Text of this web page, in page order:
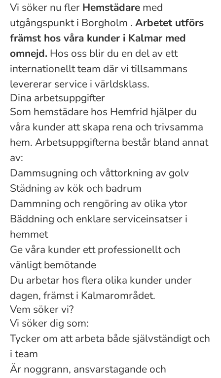
Vi söker nu fler Hemstädare med
utgångspunkt i Borgholm . Arbetet utförs
främst hos våra kunder i Kalmar med
omnejd. Hos oss blir du en del av ett
internationellt team där vi tillsammans
levererar service i världsklass.
Dina arbetsuppgifter
Som hemstädare hos Hemfrid hjälper du
våra kunder att skapa rena och trivsamma
hem. Arbetsuppgifterna består bland annat
av:
Dammsugning och våttorkning av golv
Städning av kök och badrum
Dammning och rengöring av olika ytor
Bäddning och enklare serviceinsatser i
hemmet
Ge våra kunder ett professionellt och
vänligt bemötande
Du arbetar hos flera olika kunder under
dagen, främst i Kalmarområdet.
Vem söker vi?
Vi söker dig som:
Tycker om att arbeta både självständigt och
i team
Är noggrann, ansvarstagande och